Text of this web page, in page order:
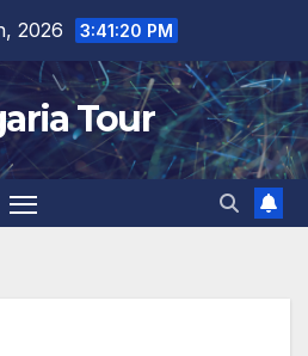
2026 3:41:21 PM
Tour